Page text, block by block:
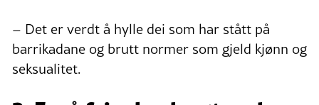
– Det er verdt å hylle dei som har stått på
barrikadane og brutt normer som gjeld kjønn og
seksualitet.